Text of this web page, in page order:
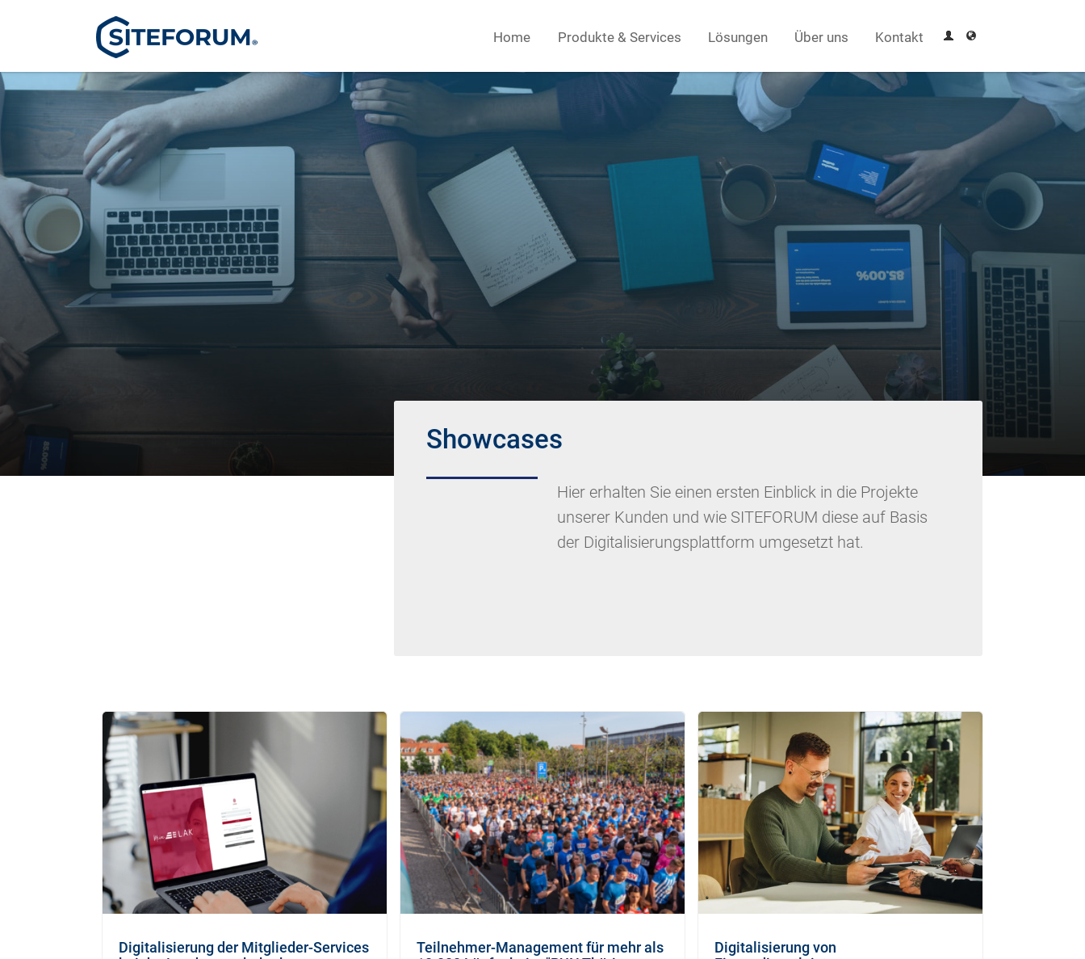
Home Produkte & Services Lösungen Über uns Kontakt
Showcases
Hier erhalten Sie einen ersten Einblick in die Projekte
unserer Kunden und wie SITEFORUM diese auf Basis
der Digitalisierungsplattform umgesetzt hat.
Digitalisierung der Mitglieder-Services
Teilnehmer-Management für mehr als
Digitalisierung von